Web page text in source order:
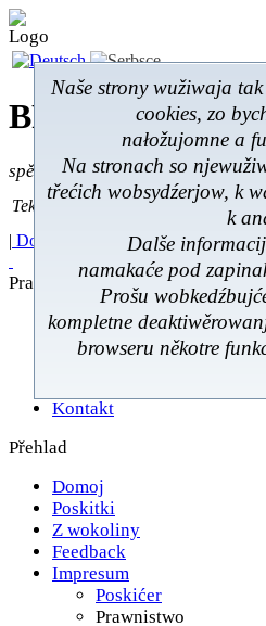
BROM-Service
spěšnje * spušćomnje *
Naše strony wužiwaja
cookies, zo
nałožujomne a
Na stronach so
třećich wobsydźerjow, k
k
Dalše
namakaće pod
Prošu
kompletne
browseru někotre
Tekst pytać:
Tekst
| Domoj Poskitki|Z wokoliny|
Prawnistwo
Poskićer
Prawnistwo
Kontakt
Přehlad
Domoj
Poskitki
Z wokoliny
Feedback
Impresum
Poskićer
Prawnistwo